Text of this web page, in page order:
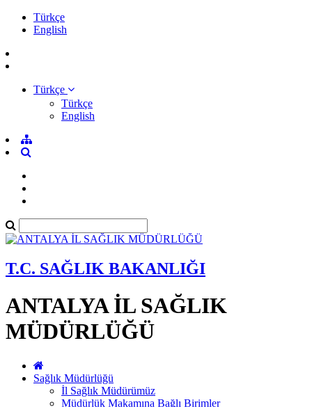
Türkçe
English
Türkçe
Türkçe
English
T.C. SAĞLIK BAKANLIĞI
ANTALYA İL SAĞLIK
MÜDÜRLÜĞÜ
Sağlık Müdürlüğü
İl Sağlık Müdürümüz
Müdürlük Makamına Bağlı Birimler